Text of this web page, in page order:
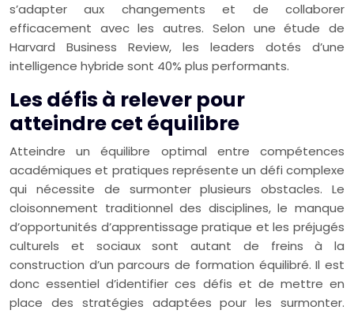
s’adapter aux changements et de collaborer
efficacement avec les autres. Selon une étude de
Harvard Business Review, les leaders dotés d’une
intelligence hybride sont 40% plus performants.
Les défis à relever pour
atteindre cet équilibre
Atteindre un équilibre optimal entre compétences
académiques et pratiques représente un défi complexe
qui nécessite de surmonter plusieurs obstacles. Le
cloisonnement traditionnel des disciplines, le manque
d’opportunités d’apprentissage pratique et les préjugés
culturels et sociaux sont autant de freins à la
construction d’un parcours de formation équilibré. Il est
donc essentiel d’identifier ces défis et de mettre en
place des stratégies adaptées pour les surmonter.